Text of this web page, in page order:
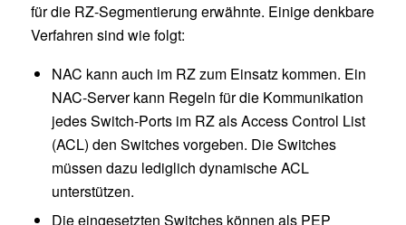
für die RZ-Segmentierung erwähnte. Einige denkbare
Verfahren sind wie folgt:
NAC kann auch im RZ zum Einsatz kommen. Ein
NAC-Server kann Regeln für die Kommunikation
jedes Switch-Ports im RZ als Access Control List
(ACL) den Switches vorgeben. Die Switches
müssen dazu lediglich dynamische ACL
unterstützen.
Die eingesetzten Switches können als PEP